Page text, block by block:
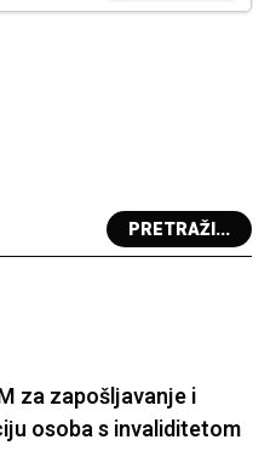
PRETRAŽI...
za zapošljavanje i
osoba s invaliditetom